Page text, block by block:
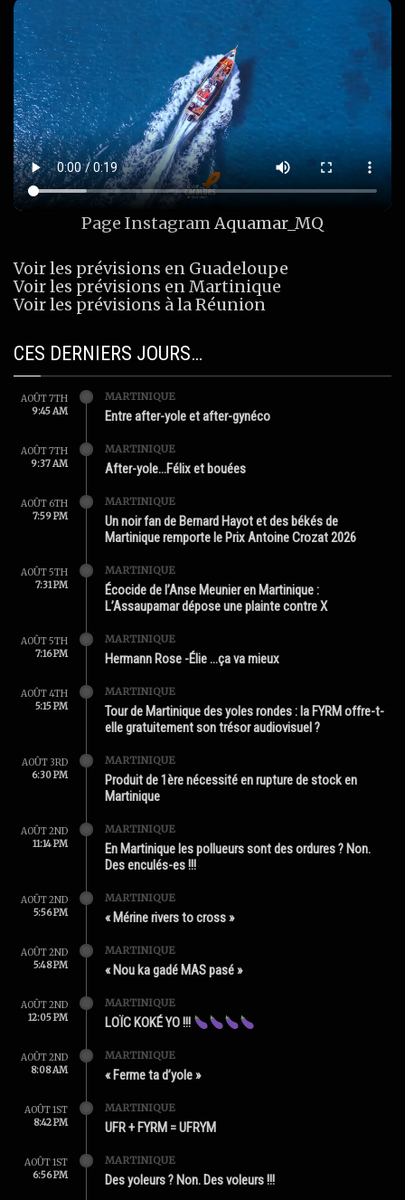
Page InstagramAquamar_MQ
Voir les prévisions en Guadeloupe
Voir les prévisions en Martinique
Voir les prévisions à la Réunion
CES DERNIERS JOURS…
AOÛT 7TH
9:45 AM
MARTINIQUE
Entre after-yole et after-gynéco
AOÛT 7TH
9:37 AM
MARTINIQUE
After-yole…Félix et bouées
AOÛT 6TH
7:59 PM
MARTINIQUE
Un noir fan de Bernard Hayot et des békés de
Martinique remporte le Prix Antoine Crozat 2026
AOÛT 5TH
7:31 PM
MARTINIQUE
Écocide de l’Anse Meunier en Martinique :
L’Assaupamar dépose une plainte contre X
AOÛT 5TH
7:16 PM
MARTINIQUE
Hermann Rose -Élie …ça va mieux
AOÛT 4TH
5:15 PM
MARTINIQUE
Tour de Martinique des yoles rondes : la FYRM offre-t-
elle gratuitement son trésor audiovisuel ?
AOÛT 3RD
6:30 PM
MARTINIQUE
Produit de 1ère nécessité en rupture de stock en
Martinique
AOÛT 2ND
11:14 PM
MARTINIQUE
En Martinique les pollueurs sont des ordures ? Non.
Des enculés-es !!!
AOÛT 2ND
5:56 PM
MARTINIQUE
« Mérine rivers to cross »
AOÛT 2ND
5:48 PM
MARTINIQUE
« Nou ka gadé MAS pasé »
AOÛT 2ND
12:05 PM
MARTINIQUE
LOÏC KOKÉ YO !!!
AOÛT 2ND
8:08 AM
MARTINIQUE
« Ferme ta d’yole »
AOÛT 1ST
8:42 PM
MARTINIQUE
UFR + FYRM = UFRYM
AOÛT 1ST
6:56 PM
MARTINIQUE
Des yoleurs ? Non. Des voleurs !!!